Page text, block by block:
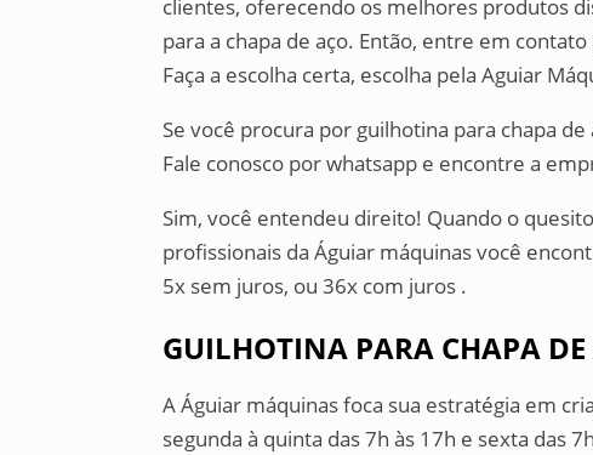
clientes, oferecendo os melhores produtos
para a chapa de aço. Então, entre em
Faça a escolha certa, escolha pela Aguiar
Se você procura por guilhotina para chapa
Fale conosco por whatsapp e encontre a
Sim, você entendeu direito! Quando o
profissionais da Águiar máquinas você
5x sem juros, ou 36x com juros .
GUILHOTINA PARA CHAPA DE
A Águiar máquinas foca sua estratégia em
segunda à quinta das 7h às 17h e sexta das